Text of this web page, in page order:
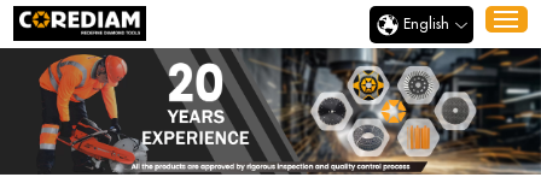
English